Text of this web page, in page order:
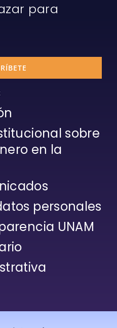
para
sobre
en la
personales
UNAM